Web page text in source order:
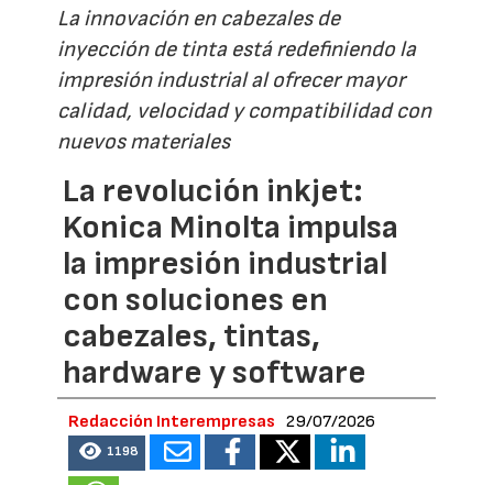
La innovación en cabezales de
inyección de tinta está redefiniendo la
impresión industrial al ofrecer mayor
calidad, velocidad y compatibilidad con
nuevos materiales
La revolución inkjet:
Konica Minolta impulsa
la impresión industrial
con soluciones en
cabezales, tintas,
hardware y software
Redacción Interempresas 29/07/2026
1198